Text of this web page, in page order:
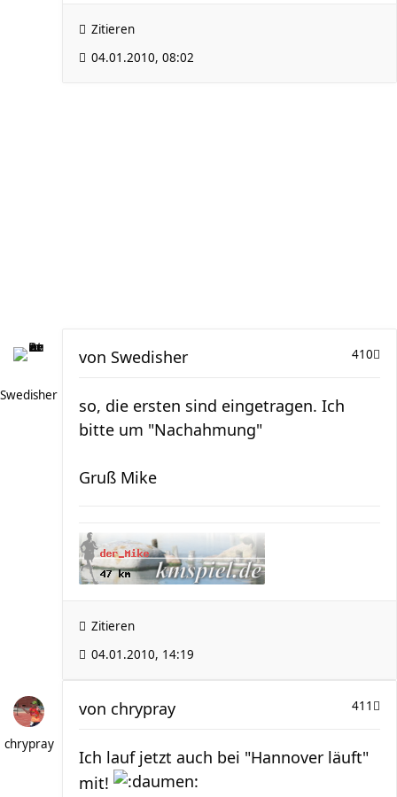
Zitieren
04.01.2010, 08:02
Swedisher
410
von Swedisher
so, die ersten sind eingetragen. Ich
bitte um "Nachahmung"
Gruß Mike
Zitieren
04.01.2010, 14:19
chrypray
411
von chrypray
Ich lauf jetzt auch bei "Hannover läuft"
mit!